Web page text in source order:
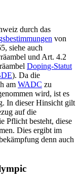
durch das
von
siehe auch
und Art. 4.2
Doping-Statut
). Da die
am WADC zu
wird, ist es
In dieser Hinsicht gilt
auf die
Pflicht besteht, diese
Dies ergibt im
denn auch